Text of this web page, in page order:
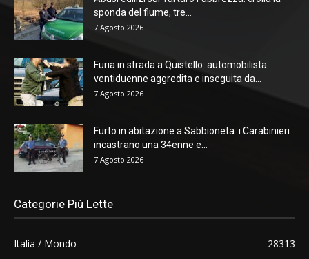
sponda del fiume, tre...
7 Agosto 2026
Furia in strada a Quistello: automobilista
ventiduenne aggredita e inseguita da...
7 Agosto 2026
Furto in abitazione a Sabbioneta: i Carabinieri
incastrano una 34enne e...
7 Agosto 2026
Categorie Più Lette
Italia / Mondo
28313